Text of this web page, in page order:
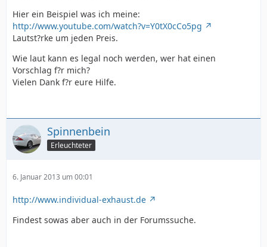
Hier ein Beispiel was ich meine:
http://www.youtube.com/watch?v=Y0tX0cCo5pg
Lautst?rke um jeden Preis.
Wie laut kann es legal noch werden, wer hat einen
Vorschlag f?r mich?
Vielen Dank f?r eure Hilfe.
Spinnenbein
Erleuchteter
6. Januar 2013 um 00:01
http://www.individual-exhaust.de
Findest sowas aber auch in der Forumssuche.